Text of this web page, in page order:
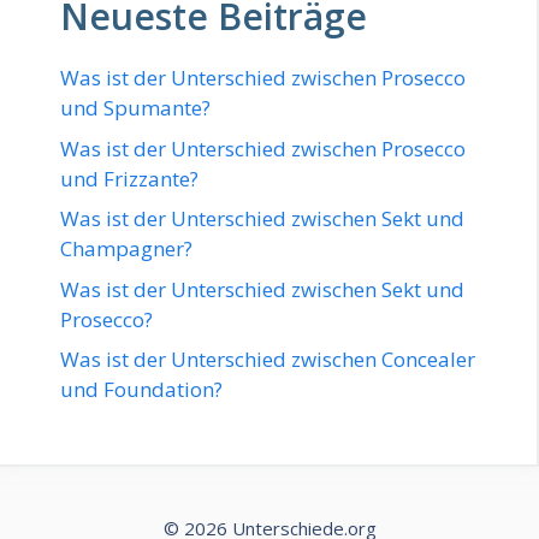
Neueste Beiträge
Was ist der Unterschied zwischen Prosecco
und Spumante?
Was ist der Unterschied zwischen Prosecco
und Frizzante?
Was ist der Unterschied zwischen Sekt und
Champagner?
Was ist der Unterschied zwischen Sekt und
Prosecco?
Was ist der Unterschied zwischen Concealer
und Foundation?
© 2026 Unterschiede.org